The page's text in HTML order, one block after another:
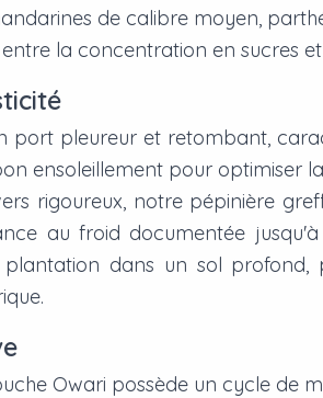
de calibre moyen,
la concentration en sucres
pleureur et retombant,
ensoleillement pour optimiser
rigoureux, notre pépinière
au froid documentée jusqu'à
plantation dans un sol
Owari possède un cycle